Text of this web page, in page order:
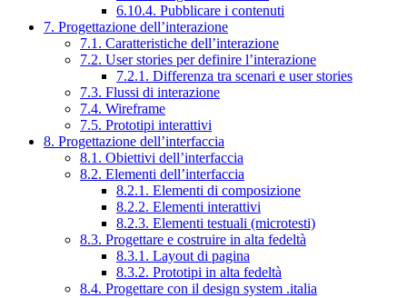
6.10.4. Pubblicare i contenuti
7. Progettazione dell’interazione
7.1. Caratteristiche dell’interazione
7.2. User stories per definire l’interazione
7.2.1. Differenza tra scenari e user stories
7.3. Flussi di interazione
7.4. Wireframe
7.5. Prototipi interattivi
8. Progettazione dell’interfaccia
8.1. Obiettivi dell’interfaccia
8.2. Elementi dell’interfaccia
8.2.1. Elementi di composizione
8.2.2. Elementi interattivi
8.2.3. Elementi testuali (microtesti)
8.3. Progettare e costruire in alta fedeltà
8.3.1. Layout di pagina
8.3.2. Prototipi in alta fedeltà
8.4. Progettare con il design system .italia